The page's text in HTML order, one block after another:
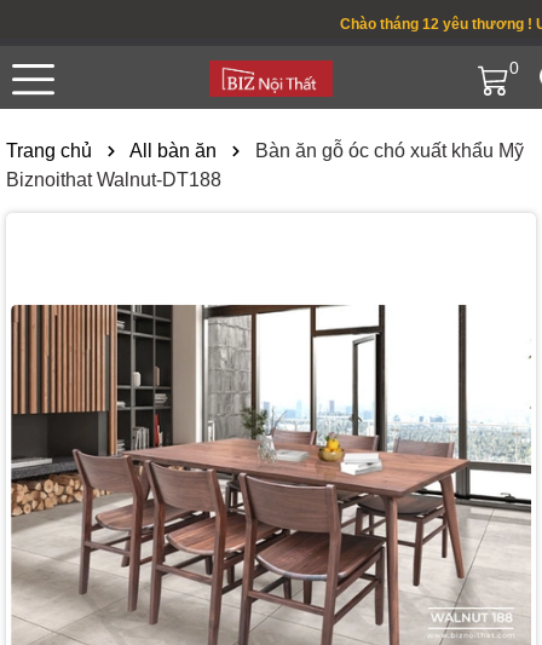
Chào tháng 12 yêu thương !
0
Trang chủ All bàn ăn
Bàn ăn gỗ óc chó xuất khẩu Mỹ
Biznoithat Walnut-DT188